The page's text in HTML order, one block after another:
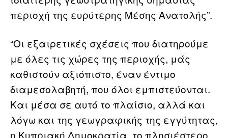
περιοχή της ευρύτερης Μέσης Ανατολής”.
“Οι εξαιρετικές σχέσεις που διατηρούμε
με όλες τις χώρες της περιοχής, μάς
καθιστούν αξιόπιστο, έναν έντιμο
διαμεσολαβητή, που όλοι εμπιστεύονται.
Και μέσα σε αυτό το πλαίσιο, αλλά και
λόγω και της γεωγραφικής της εγγύτητας,
η Κυπριακή Δημοκρατία, το πλησιέστερο